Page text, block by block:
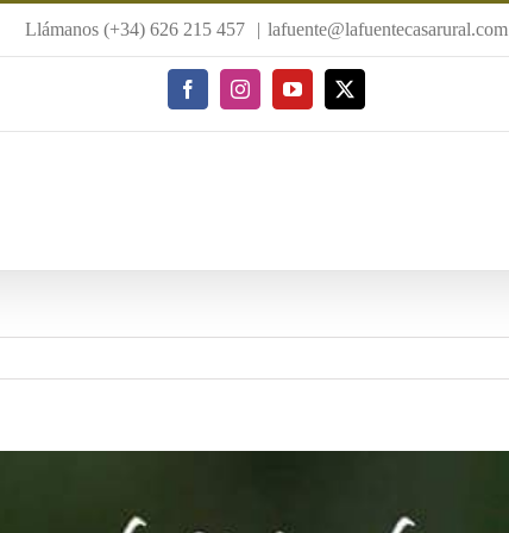
Llámanos (+34) 626 215 457 | lafuente@lafuentecasarural.com
FacebookInstagramYouTube
X